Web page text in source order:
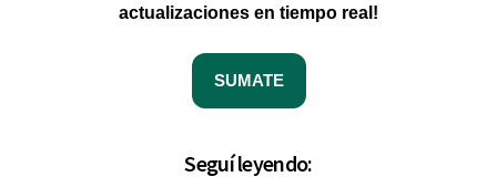
actualizaciones en tiempo real!
SUMATE
Seguí leyendo: